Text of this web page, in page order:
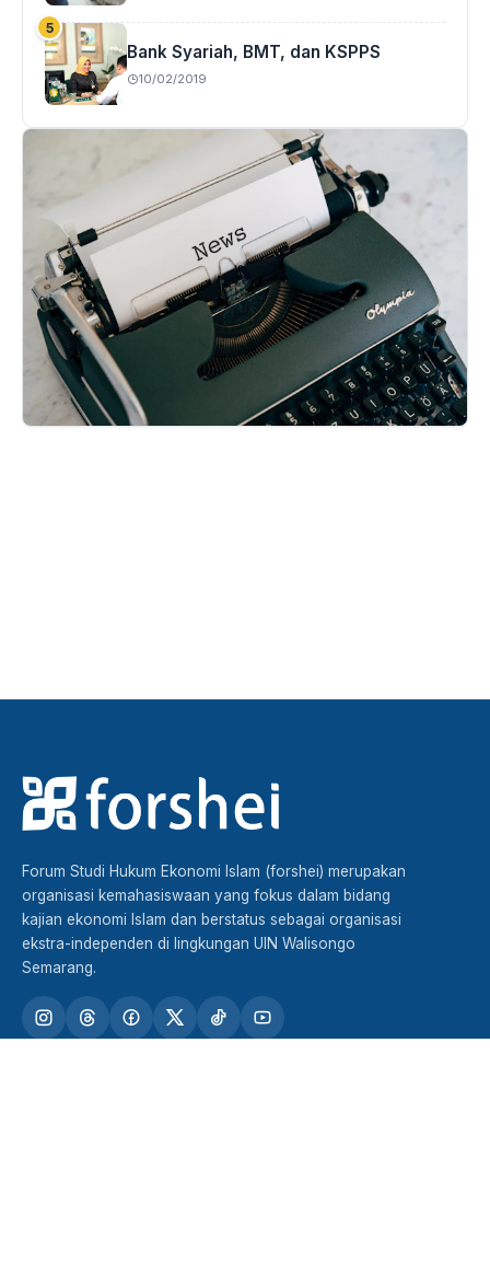
Bank Syariah, BMT, dan KSPPS
10/02/2019
Forum Studi Hukum Ekonomi Islam (forshei) merupakan
organisasi kemahasiswaan yang fokus dalam bidang
kajian ekonomi Islam dan berstatus sebagai organisasi
ekstra-independen di lingkungan UIN Walisongo
Semarang.